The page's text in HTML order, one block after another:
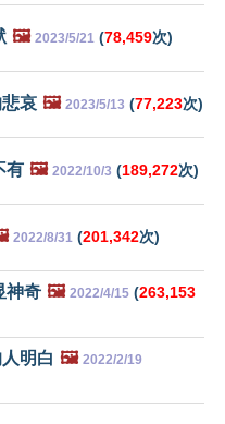
🖼️ 2023/5/21 (78,459次)
哀 🖼️ 2023/5/13 (77,223次)
有 🖼️ 2022/10/3 (189,272次)
2022/8/31 (201,342次)
神奇 🖼️ 2022/4/15 (263,153
明白 🖼️ 2022/2/19